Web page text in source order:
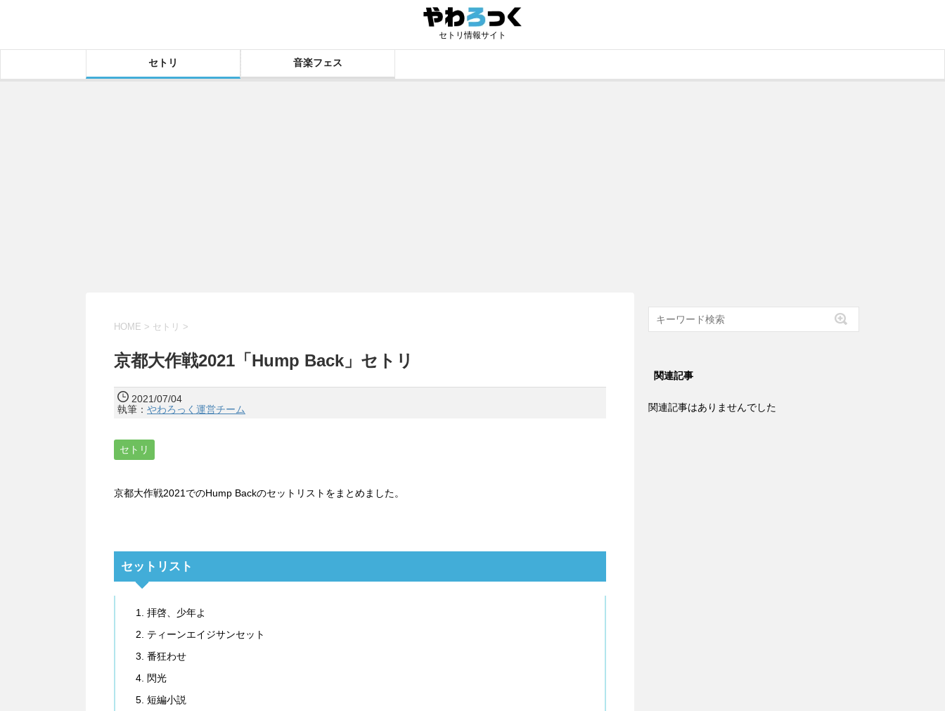
セトリ情報サイト
セトリ 音楽フェス
HOME > セトリ >
京都大作戦2021「Hump Back」セトリ
2021/07/04
執筆： やわろっく運営チーム
セトリ
京都大作戦2021でのHump Backのセットリストをまとめました。
セットリスト
拝啓、少年よ
ティーンエイジサンセット
番狂わせ
閃光
短編小説
関連記事
関連記事はありませんでした